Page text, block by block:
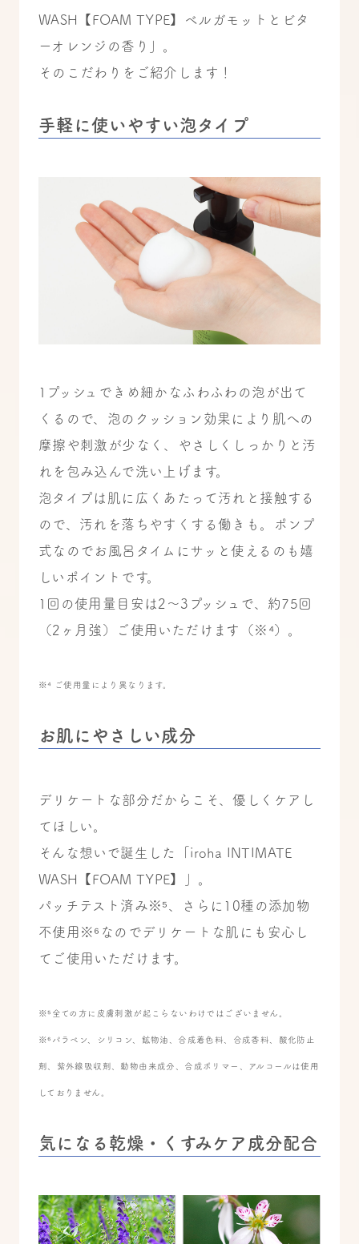
WASH【FOAM TYPE】ベルガモットとビタ
ーオレンジの香り」。
そのこだわりをご紹介します！
手軽に使いやすい泡タイプ
1プッシュできめ細かなふわふわの泡が出て
くるので、泡のクッション効果により肌への
摩擦や刺激が少なく、やさしくしっかりと汚
れを包み込んで洗い上げます。
泡タイプは肌に広くあたって汚れと接触する
ので、汚れを落ちやすくする働きも。ポンプ
式なのでお風呂タイムにサッと使えるのも嬉
しいポイントです。
1回の使用量目安は2〜3プッシュで、約75回
（2ヶ月強）ご使用いただけます（ ※⁴）。
※⁴ ご使用量により異なります。
お肌にやさしい成分
デリケートな部分だからこそ、優しくケアし
てほしい。
そんな想いで誕生した「iroha INTIMATE
WASH【FOAM TYPE】」。
パッチテスト済み※⁵、さらに10種の添加物
不使用※⁶なのでデリケートな肌にも安心し
てご使用いただけます。
※⁵全ての方に皮膚刺激が起こらないわけではございません。
※⁶パラベン、シリコン、鉱物油、合成着色料、合成香料、酸化防止
剤、紫外線吸収剤、動物由来成分、合成ポリマー、アルコールは使用
しておりません。
気になる乾燥・くすみケア成分配合